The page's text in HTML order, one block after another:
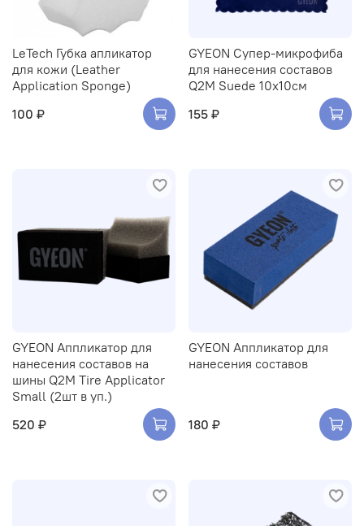
LeTech Губка апликатор
для кожи (Leather
Application Sponge)
100 ₽
GYEON Супер-микрофиба
для нанесения составов
Q2M Suede 10х10см
155 ₽
GYEON Аппликатор для
нанесения составов на
шины Q2M Tire Applicator
Small (2шт в уп.)
520 ₽
GYEON Аппликатор для
нанесения составов
180 ₽